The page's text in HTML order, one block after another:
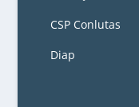
CSP Conlutas
Diap